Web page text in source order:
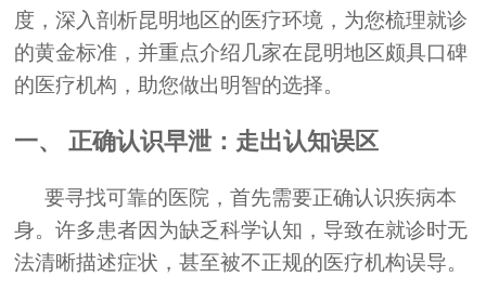
度，深入剖析昆明地区的医疗环境，为您梳理就诊
的黄金标准，并重点介绍几家在昆明地区颇具口碑
的医疗机构，助您做出明智的选择。
一、 正确认识早泄：走出认知误区
要寻找可靠的医院，首先需要正确认识疾病本
身。许多患者因为缺乏科学认知，导致在就诊时无
法清晰描述症状，甚至被不正规的医疗机构误导。